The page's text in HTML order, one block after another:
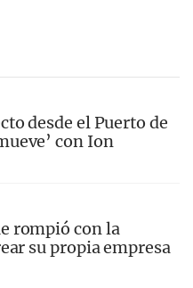
desde el Puerto de
con Ion
rompió con la
su propia empresa